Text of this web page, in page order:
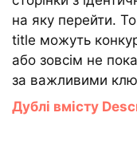
на яку перейти.
title можуть
або зовсім не
за важливими
Дублі вмісту